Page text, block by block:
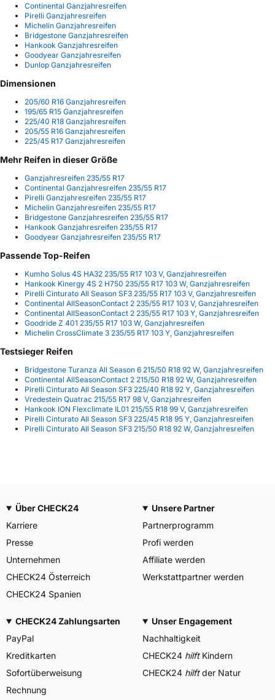
Continental Ganzjahresreifen
Pirelli Ganzjahresreifen
Michelin Ganzjahresreifen
Bridgestone Ganzjahresreifen
Hankook Ganzjahresreifen
Goodyear Ganzjahresreifen
Dunlop Ganzjahresreifen
Dimensionen
205/60 R16 Ganzjahresreifen
195/65 R15 Ganzjahresreifen
225/40 R18 Ganzjahresreifen
205/55 R16 Ganzjahresreifen
225/45 R17 Ganzjahresreifen
Mehr Reifen in dieser Größe
Ganzjahresreifen 235/55 R17
Continental Ganzjahresreifen 235/55 R17
Pirelli Ganzjahresreifen 235/55 R17
Michelin Ganzjahresreifen 235/55 R17
Bridgestone Ganzjahresreifen 235/55 R17
Hankook Ganzjahresreifen 235/55 R17
Goodyear Ganzjahresreifen 235/55 R17
Passende Top-Reifen
Kumho Solus 4S HA32 235/55 R17 103 V, Ganzjahresreifen
Hankook Kinergy 4S 2 H750 235/55 R17 103 W, Ganzjahresreifen
Pirelli Cinturato All Season SF3 235/55 R17 103 V, Ganzjahresreifen
Continental AllSeasonContact 2 235/55 R17 103 V, Ganzjahresreifen
Continental AllSeasonContact 2 235/55 R17 103 Y, Ganzjahresreifen
Goodride Z 401 235/55 R17 103 W, Ganzjahresreifen
Michelin CrossClimate 3 235/55 R17 103 Y, Ganzjahresreifen
Testsieger Reifen
Bridgestone Turanza All Season 6 215/50 R18 92 W, Ganzjahresreifen
Continental AllSeasonContact 2 215/50 R18 92 W, Ganzjahresreifen
Pirelli Cinturato All Season SF3 225/40 R18 92 Y, Ganzjahresreifen
Vredestein Quatrac 215/55 R17 98 V, Ganzjahresreifen
Hankook ION Flexclimate IL01 215/55 R18 99 V, Ganzjahresreifen
Pirelli Cinturato All Season SF3 225/45 R18 95 Y, Ganzjahresreifen
Pirelli Cinturato All Season SF3 215/50 R18 92 W, Ganzjahresreifen
Über CHECK24
Karriere
Presse
Unternehmen
CHECK24 Österreich
CHECK24 Spanien
Unsere Partner
Partnerprogramm
Profi werden
Affiliate werden
Werkstattpartner werden
CHECK24 Zahlungsarten
PayPal
Kreditkarten
Sofortüberweisung
Rechnung
Unser Engagement
Nachhaltigkeit
CHECK24 hilftKindern
CHECK24 hilftder Natur